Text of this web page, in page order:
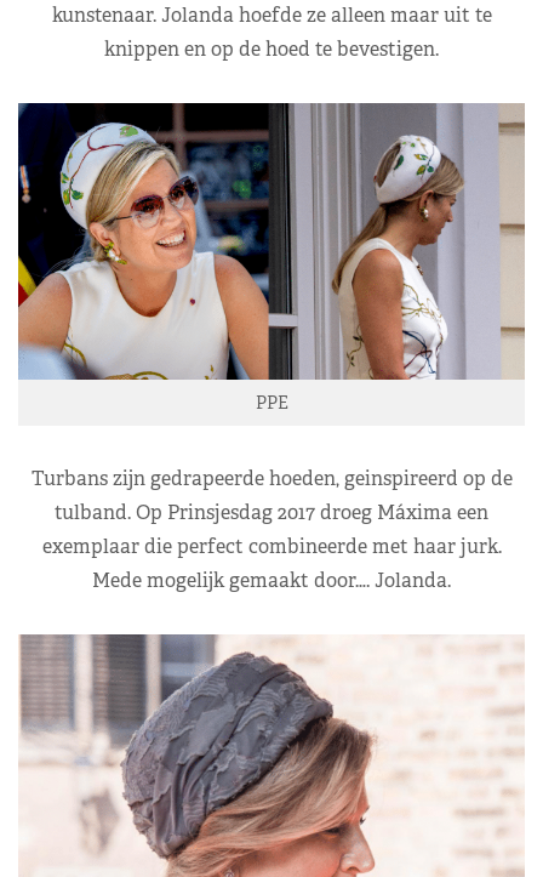
kunstenaar. Jolanda hoefde ze alleen maar uit te
knippen en op de hoed te bevestigen.
PPE
Turbans zijn gedrapeerde hoeden, geinspireerd op de
tulband. Op Prinsjesdag 2017 droeg Máxima een
exemplaar die perfect combineerde met haar jurk.
Mede mogelijk gemaakt door…. Jolanda.